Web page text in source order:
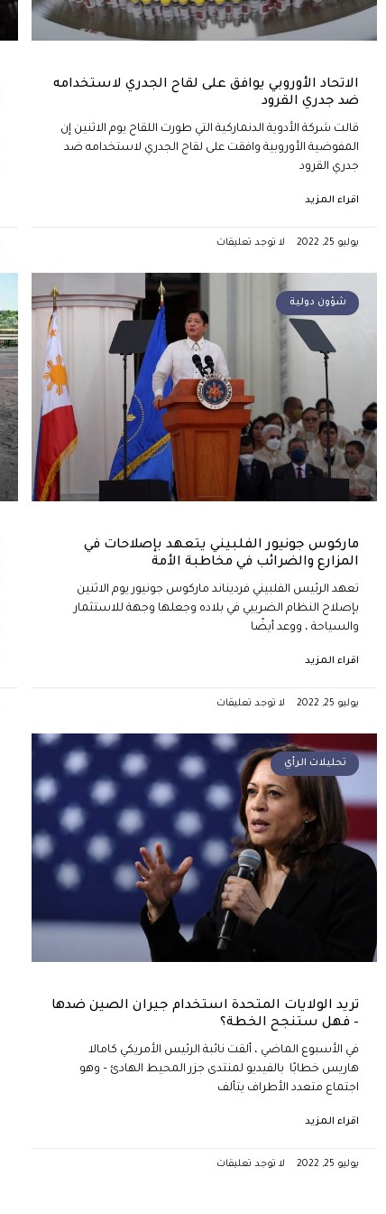
الاتحاد الأوروبي يوافق على لقاح الجدري لاستخدامه
ضد جدري القرود
قالت شركة الأدوية الدنماركية التي طورت اللقاح يوم الاثنين إن
المفوضية الأوروبية وافقت على لقاح الجدري لاستخدامه ضد
جدري القرود
اقراء المزيد
يوليو 25, 2022 لا توجد تعليقات
شؤون دولية
ماركوس جونيور الفلبيني يتعهد بإصلاحات في
المزارع والضرائب في مخاطبة الأمة
تعهد الرئيس الفلبيني فرديناند ماركوس جونيور يوم الاثنين
بإصلاح النظام الضريبي في بلاده وجعلها وجهة للاستثمار
والسياحة ، ووعد أيضًا
اقراء المزيد
يوليو 25, 2022 لا توجد تعليقات
تحليلات الرأي
تريد الولايات المتحدة استخدام جيران الصين ضدها
– فهل ستنجح الخطة؟
في الأسبوع الماضي ، ألقت نائبة الرئيس الأمريكي كامالا
هاريس خطابًا بالفيديو لمنتدى جزر المحيط الهادئ – وهو
اجتماع متعدد الأطراف يتألف
اقراء المزيد
يوليو 25, 2022 لا توجد تعليقات